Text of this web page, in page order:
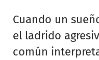
Cuando un
el ladrido
común